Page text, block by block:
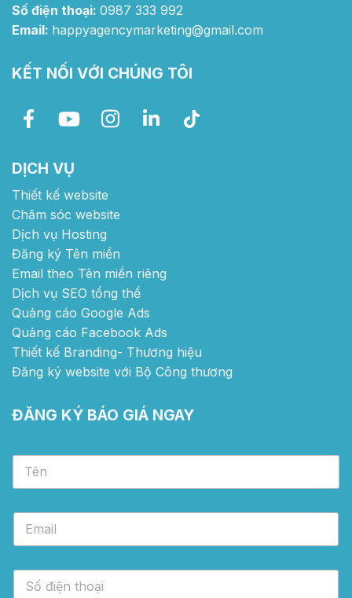
Số điện thoại: 0987 333 992
Email: happyagencymarketing@gmail.com
KẾT NỐI VỚI CHÚNG TÔI
DỊCH VỤ
Thiết kế website
Chăm sóc website
Dịch vụ Hosting
Đăng ký Tên miền
Email theo Tên miền riêng
Dịch vụ SEO tổng thể
Quảng cáo Google Ads
Quảng cáo Facebook Ads
Thiết kế Branding- Thương hiệu
Đăng ký website với Bộ Công thương
ĐĂNG KÝ BÁO GIÁ NGAY